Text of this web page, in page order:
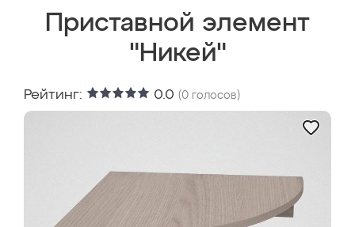
Приставной элемент
"Никей"
Рейтинг: 0.0 (0 голосов)